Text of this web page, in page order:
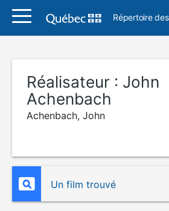
Répertoire
Réalisateur : John
Achenbach
Achenbach, John
Un film trouvé